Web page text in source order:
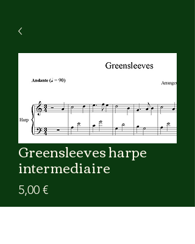
Greensleeves harpe
intermediaire
5,00 €Precio